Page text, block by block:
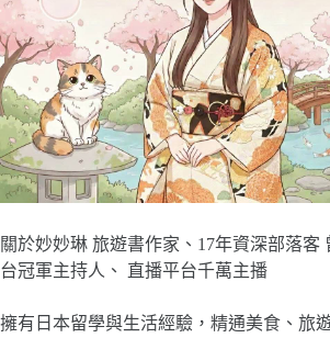
關於妙妙琳 旅遊書作家、17年資深部落客
台冠軍主持人、 直播平台千萬主播
擁有日本留學與生活經驗，精通美食、旅